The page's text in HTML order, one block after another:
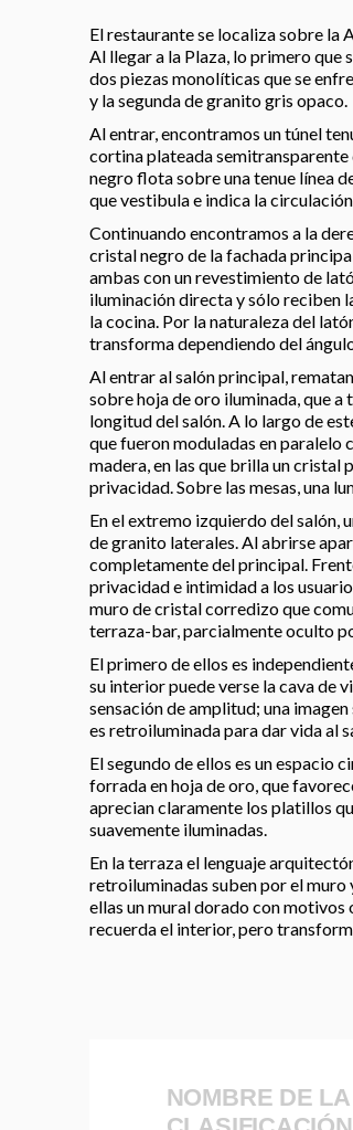
El restaurante se localiza sobre la
Al llegar a la Plaza, lo primero que
dos piezas monolíticas que se
y la segunda de granito gris opaco.
Al entrar, encontramos un túnel
cortina plateada
negro flota sobre una tenue línea
que vestibula e indica la
Continuando encontramos a la
cristal negro de la fachada
ambas con un revestimiento de
iluminación directa y sólo reciben
la cocina. Por la naturaleza del
transforma dependiendo del
Al entrar al salón principal,
sobre hoja de oro iluminada, que
longitud del salón. A lo largo de
que fueron moduladas en paralelo
madera, en las que brilla un cristal
privacidad. Sobre las mesas, una
En el extremo izquierdo del salón,
de granito laterales. Al abrirse
completamente del principal.
privacidad e intimidad a los
muro de cristal corredizo que
terraza-bar, parcialmente oculto
El primero de ellos es
su interior puede verse la cava de
sensación de amplitud; una
es retroiluminada para dar vida al
El segundo de ellos es un espacio
forrada en hoja de oro, que
aprecian claramente los platillos
suavemente iluminadas.
En la terraza el lenguaje
retroiluminadas suben por el muro
ellas un mural dorado con motivos
recuerda el interior, pero
NOMBRE DE